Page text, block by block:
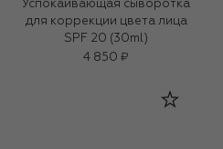
Успокаивающая сыворотка
для коррекции цвета лица
SPF 20 (30ml)
4 850 ₽